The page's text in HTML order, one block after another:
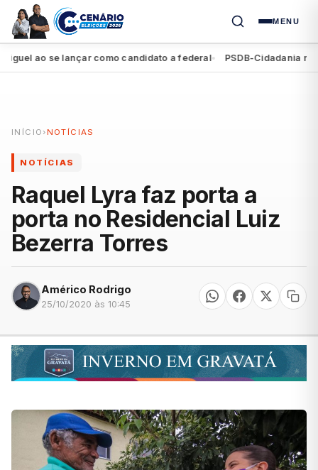
MENU
ao se lançar como candidato a federal● PSDB-Cidadania
INÍCIO › NOTÍCIAS
NOTÍCIAS
Raquel Lyra faz porta a
porta no Residencial Luiz
Bezerra Torres
Américo Rodrigo
25/10/2020 às 10:45